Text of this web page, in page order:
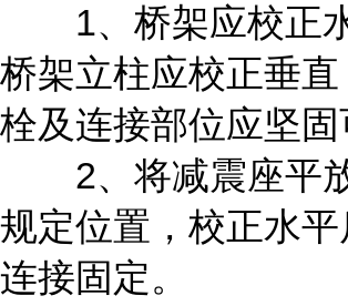
1、桥架应校正
桥架立柱应校正垂
栓及连接部位应坚固
2、将减震座平
规定位置，校正水
连接固定。